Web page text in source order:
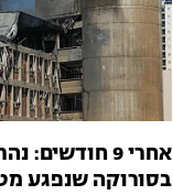
אחרי 9
בסורוקה שנפגע